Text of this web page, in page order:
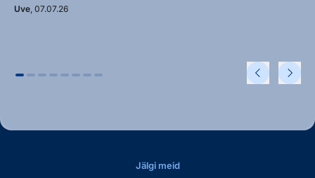
Uve , 07.07.26
Jälgi meid